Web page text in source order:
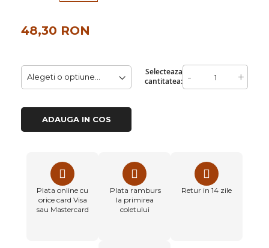
Selecteaza
cantitatea: - +
48,30 RON
ADAUGA IN COS
Plata online cu
orice card Visa
sau Mastercard
Plata ramburs
la primirea
coletului
Retur in 14 zile